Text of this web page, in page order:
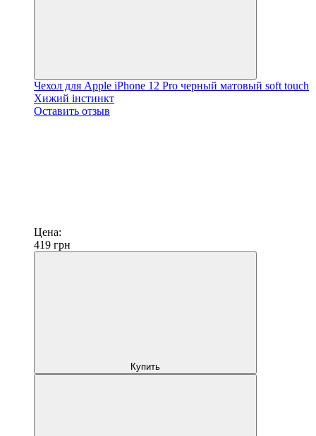
Чехол для Apple iPhone 12 Pro черный матовый soft touch
Хижий інстинкт
Оставить отзыв
Цена:
419 грн
Купить